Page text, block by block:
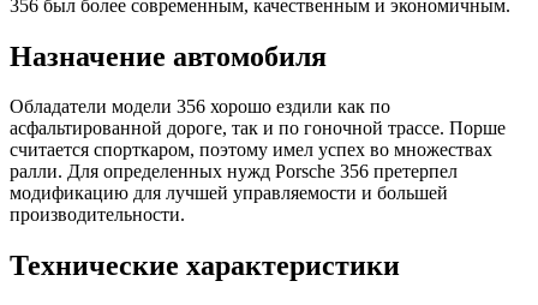
356 был более современным, качественным и экономичным.
Назначение автомобиля
Обладатели модели 356 хорошо ездили как по
асфальтированной дороге, так и по гоночной трассе. Порше
считается спорткаром, поэтому имел успех во множествах
ралли. Для определенных нужд Porsche 356 претерпел
модификацию для лучшей управляемости и большей
производительности.
Технические характеристики